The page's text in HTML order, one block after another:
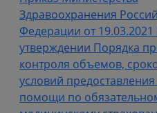
Здравоохранения
Федерации от
утверждении Порядка
контроля объемов,
условий
помощи по